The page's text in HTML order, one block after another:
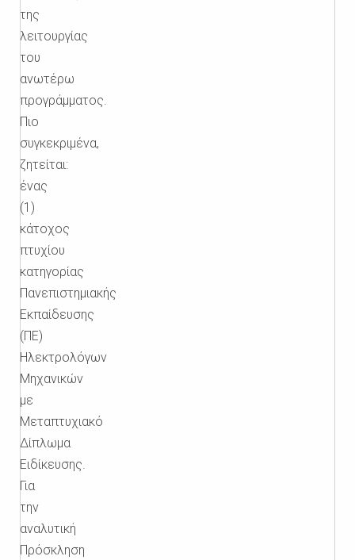
της
λειτουργίας
του
ανωτέρω
προγράμματος.
Πιο
συγκεκριμένα,
ζητείται:
ένας
(1)
κάτοχος
πτυχίου
κατηγορίας
Πανεπιστημιακής
Εκπαίδευσης
(ΠΕ)
Ηλεκτρολόγων
Μηχανικών
με
Μεταπτυχιακό
Δίπλωμα
Ειδίκευσης.
Για
την
αναλυτική
Πρόσκληση